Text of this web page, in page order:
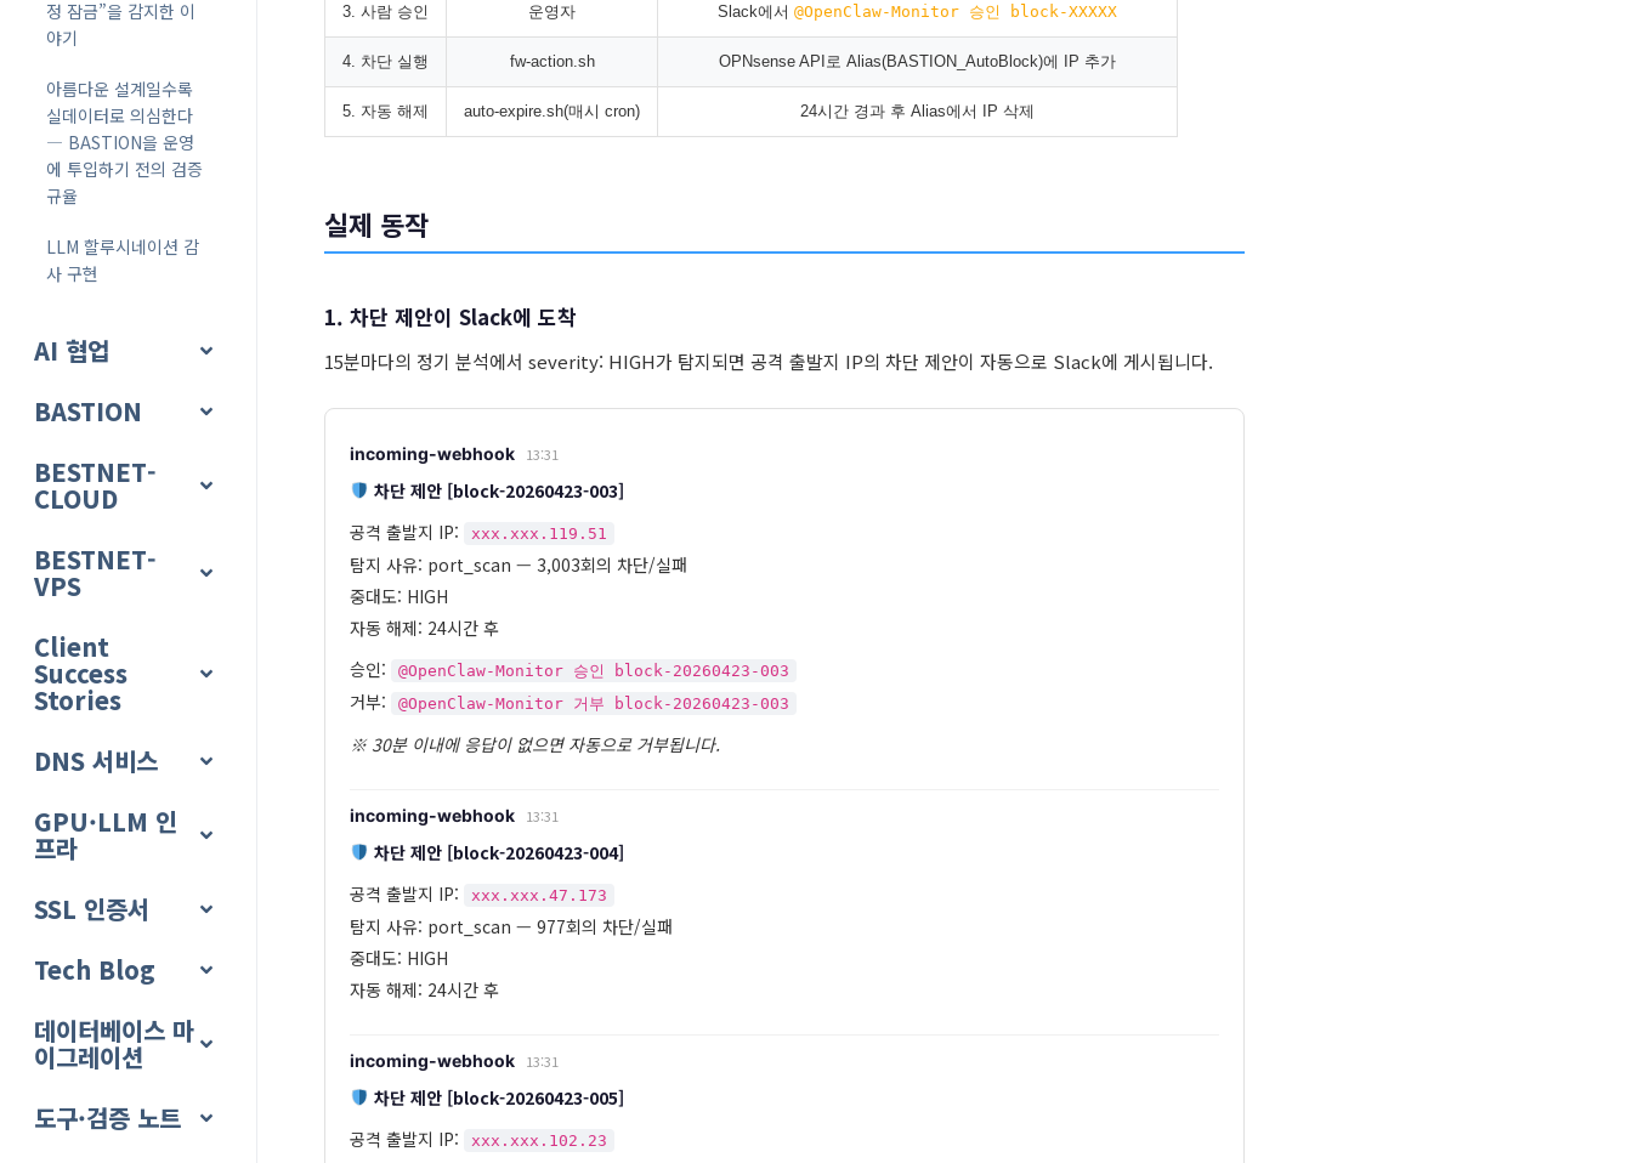
정 잠금”을 감지한 이
야기
아름다운 설계일수록
실데이터로 의심한다
― BASTION을 운영
에 투입하기 전의 검증
규율
LLM 할루시네이션 감
사 구현
AI 협업
BASTION
BESTNET-
CLOUD
BESTNET-
VPS
Client
Success
Stories
DNS 서비스
GPU·LLM 인
프라
SSL 인증서
Tech Blog
데이터베이스 마
이그레이션
도구·검증 노트
3. 사람 승인 운영자 Slack에서@OpenClaw-Monitor 승인 block-XXXXX
4. 차단 실행 fw-action.sh OPNsense API로 Alias(BASTION_AutoBlock)에 IP 추가
5. 자동 해제 auto-expire.sh(매시 cron) 24시간 경과 후 Alias에서 IP 삭제
실제 동작
1. 차단 제안이 Slack에 도착
15분마다의 정기 분석에서 severity: HIGH가 탐지되면 공격 출발지 IP의 차단 제안이 자동으로 Slack에 게시됩니다.
incoming-webhook 13:31
차단 제안 [block-20260423-003]
공격 출발지 IP:
xxx.xxx.119.51
탐지 사유: port_scan — 3,003회의 차단/실패
중대도: HIGH
자동 해제: 24시간 후
승인:
@OpenClaw-Monitor 승인 block-20260423-003
거부: @OpenClaw-Monitor 거부 block-20260423-003
※ 30분 이내에 응답이 없으면 자동으로 거부됩니다.
incoming-webhook 13:31
차단 제안 [block-20260423-004]
공격 출발지 IP:
xxx.xxx.47.173
탐지 사유: port_scan — 977회의 차단/실패
중대도: HIGH
자동 해제: 24시간 후
incoming-webhook 13:31
차단 제안 [block-20260423-005]
공격 출발지 IP:
xxx.xxx.102.23